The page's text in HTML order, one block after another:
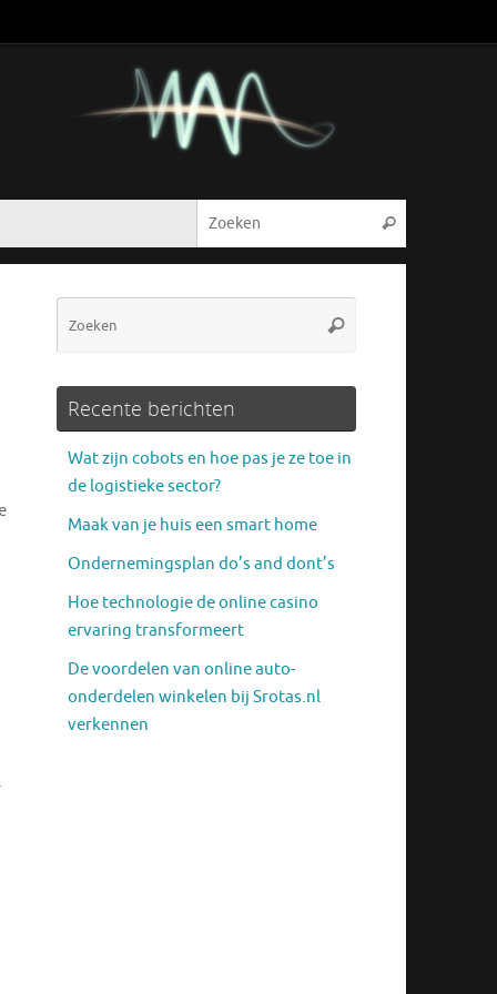
Zoeken
Zoeken
Recente berichten
Wat zijn cobots en hoe pas je ze toe in
de logistieke sector?
Maak van je huis een smart home
Ondernemingsplan do’s and dont’s
Hoe technologie de online casino
ervaring transformeert
De voordelen van online auto-
onderdelen winkelen bij Srotas.nl
verkennen